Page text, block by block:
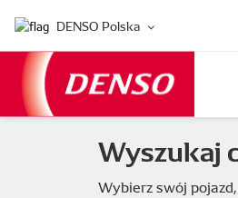
DENSO Polska
Wyszukaj
Wybierz swój